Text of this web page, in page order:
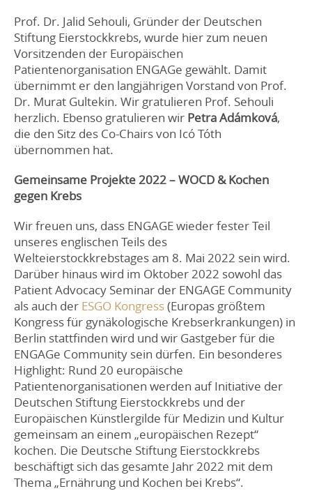
Prof. Dr. Jalid Sehouli, Gründer der Deutschen
Stiftung Eierstockkrebs, wurde hier zum neuen
Vorsitzenden der Europäischen
Patientenorganisation ENGAGe gewählt. Damit
übernimmt er den langjährigen Vorstand von Prof.
Dr. Murat Gultekin. Wir gratulieren Prof. Sehouli
herzlich. Ebenso gratulieren wir Petra Adámková,
die den Sitz des Co-Chairs von Icó Tóth
übernommen hat.
Gemeinsame Projekte 2022 – WOCD & Kochen
gegen Krebs
Wir freuen uns, dass ENGAGE wieder fester Teil
unseres englischen Teils des
Welteierstockkrebstages am 8. Mai 2022 sein wird.
Darüber hinaus wird im Oktober 2022 sowohl das
Patient Advocacy Seminar der ENGAGE Community
als auch der ESGO Kongress(Europas größtem
Kongress für gynäkologische Krebserkrankungen) in
Berlin stattfinden wird und wir Gastgeber für die
ENGAGe Community sein dürfen. Ein besonderes
Highlight: Rund 20 europäische
Patientenorganisationen werden auf Initiative der
Deutschen Stiftung Eierstockkrebs und der
Europäischen Künstlergilde für Medizin und Kultur
gemeinsam an einem „europäischen Rezept“
kochen. Die Deutsche Stiftung Eierstockkrebs
beschäftigt sich das gesamte Jahr 2022 mit dem
Thema „Ernährung und Kochen bei Krebs“.